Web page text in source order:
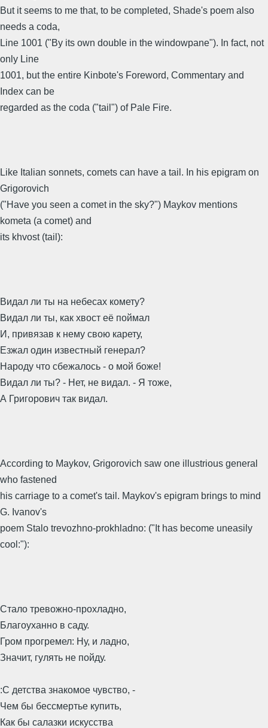
But it seems to me that, to be completed, Shade's poem also
needs a coda,
Line 1001 ("By its own double in the windowpane"). In fact, not
only Line
1001, but the entire Kinbote's Foreword, Commentary and
Index can be
regarded as the coda ("tail") of Pale Fire.
Like Italian sonnets, comets can have a tail. In his epigram on
Grigorovich
("Have you seen a comet in the sky?") Maykov mentions
kometa (a comet) and
its khvost (tail):
Видал ли ты на небесах комету?
Видал ли ты, как хвост её поймал
И, привязав к нему свою карету,
Езжал один известный генерал?
Народу что сбежалось - о мой боже!
Видал ли ты? - Нет, не видал. - Я тоже,
А Григорович так видал.
According to Maykov, Grigorovich saw one illustrious general
who fastened
his carriage to a comet's tail. Maykov's epigram brings to mind
G. Ivanov's
poem Stalo trevozhno-prokhladno: ("It has become uneasily
cool:"):
Стало тревожно-прохладно,
Благоуханно в саду.
Гром прогремел: Ну, и ладно,
Значит, гулять не пойду.
:С детства знакомое чувство, -
Чем бы бессмертье купить,
Как бы салазки искусства